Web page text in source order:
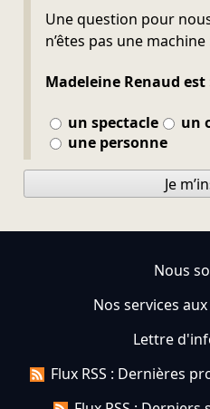
Une question pour
n’êtes pas une machine
Madeleine Renaud est
un spectacle
un
une personne
Ne pas remplir
Je
Nous
Nos services
Lettre
Flux RSS : Dernières